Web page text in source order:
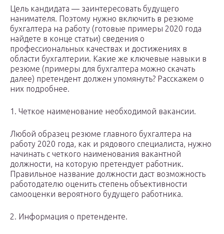
Цель кандидата — заинтересовать будущего
нанимателя. Поэтому нужно включить в резюме
бухгалтера на работу (готовые примеры 2020 года
найдете в конце статьи) сведения о
профессиональных качествах и достижениях в
области бухгалтерии. Какие же ключевые навыки в
резюме (примеры для бухгалтера можно скачать
далее) претендент должен упомянуть? Расскажем о
них подробнее.
1. Четкое наименование необходимой вакансии.
Любой образец резюме главного бухгалтера на
работу 2020 года, как и рядового специалиста, нужно
начинать с четкого наименования вакантной
должности, на которую претендует работник.
Правильное название должности даст возможность
работодателю оценить степень объективности
самооценки вероятного будущего работника.
2. Информация о претенденте.